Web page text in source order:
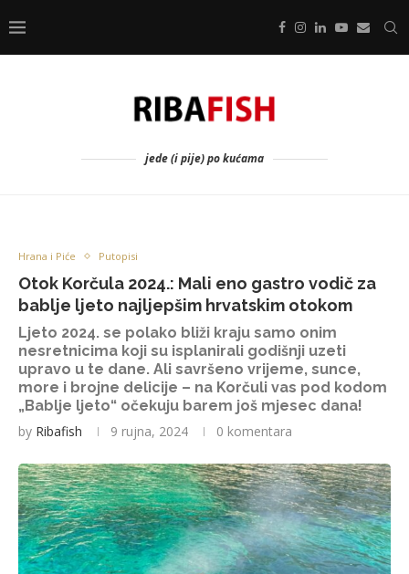
jede (i pije) po kućama
Hrana i Piće Putopisi
Otok Korčula 2024.: Mali eno gastro vodič za
bablje ljeto najljepšim hrvatskim otokom
Ljeto 2024. se polako bliži kraju samo onim
nesretnicima koji su isplanirali godišnji uzeti
upravo u te dane. Ali savršeno vrijeme, sunce,
more i brojne delicije – na Korčuli vas pod kodom
„Bablje ljeto“ očekuju barem još mjesec dana!
by Ribafish 9 rujna, 2024 0 komentara